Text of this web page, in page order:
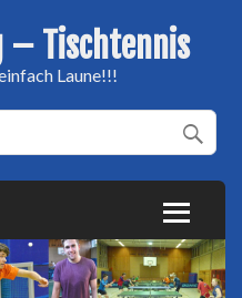
– Tischtennis
Laune!!!